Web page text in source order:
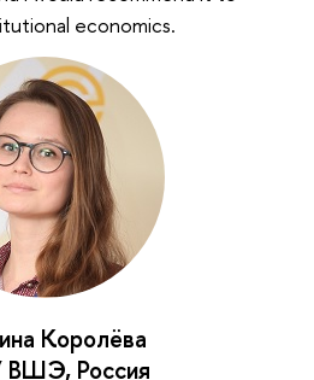
economics.​
Королёва
Россия